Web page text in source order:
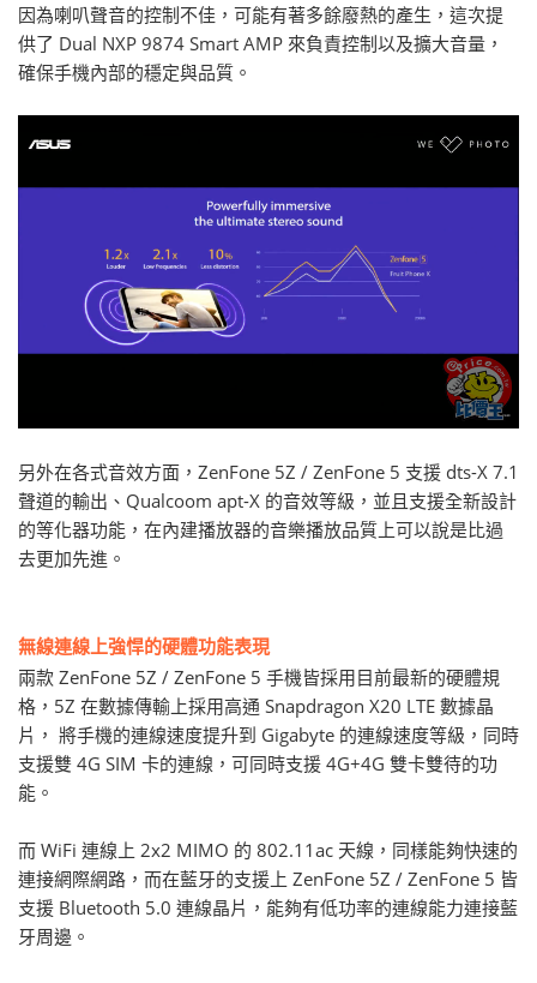
因為喇叭聲音的控制不佳，可能有著多餘廢熱的產生，這次提
供了 Dual NXP 9874 Smart AMP 來負責控制以及擴大音量，
確保手機內部的穩定與品質。
另外在各式音效方面，ZenFone 5Z / ZenFone 5 支援 dts-X 7.1
聲道的輸出、Qualcoom apt-X 的音效等級，並且支援全新設計
的等化器功能，在內建播放器的音樂播放品質上可以說是比過
去更加先進。
無線連線上強悍的硬體功能表現
兩款 ZenFone 5Z / ZenFone 5 手機皆採用目前最新的硬體規
格，5Z 在數據傳輸上採用高通 Snapdragon X20 LTE 數據晶
片， 將手機的連線速度提升到 Gigabyte 的連線速度等級，同時
支援雙 4G SIM 卡的連線，可同時支援 4G+4G 雙卡雙待的功
能。
而 WiFi 連線上 2x2 MIMO 的 802.11ac 天線，同樣能夠快速的
連接網際網路，而在藍牙的支援上 ZenFone 5Z / ZenFone 5 皆
支援 Bluetooth 5.0 連線晶片，能夠有低功率的連線能力連接藍
牙周邊。